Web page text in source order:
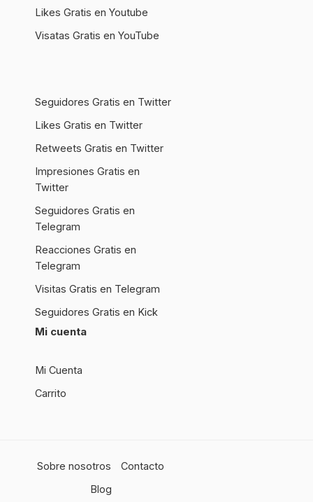
Likes Gratis en Youtube
Visatas Gratis en YouTube
Seguidores Gratis en Twitter
Likes Gratis en Twitter
Retweets Gratis en Twitter
Impresiones Gratis en
Twitter
Seguidores Gratis en
Telegram
Reacciones Gratis en
Telegram
Visitas Gratis en Telegram
Seguidores Gratis en Kick
Mi cuenta
Mi Cuenta
Carrito
Sobre nosotros
Contacto
Blog